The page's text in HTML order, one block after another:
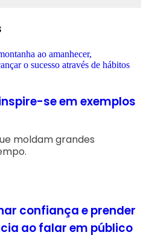
se em exemplos
moldam grandes
confiança e prender
ao falar em público